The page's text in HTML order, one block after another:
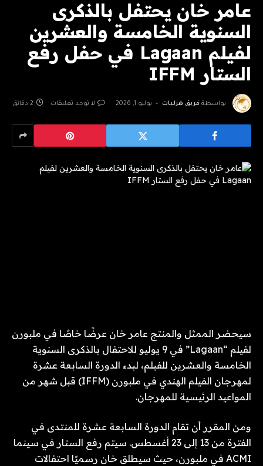
عامر خان يحتفل بالذكرى
السنوية الخامسة والعشرين
لفيلم Lagaan في حفل رفع
الستار IFFM
بواسطة فريق هزليات يوليو 1, 2026 لا توجد تعليقات 2 دقائق
سيحضر الممثل والمنتج عامر خان عرضًا خاصًا في ملبورن
لفيلم “Lagaan” في 9 يوليو للاحتفال بالذكرى السنوية
الخامسة والعشرين للفيلم، لبدء الدورة السابعة عشرة
لمهرجان الفيلم الهندي في ملبورن (IFFM) قبل شهر من
المواعيد الرئيسية للمهرجان.
ومن المقرر أن تقام الدورة السابعة عشرة للمنتدى في
الفترة من 13 إلى 23 أغسطس. سيتم رفع الستار في سينما
ACMI في ملبورن، حيث سيطلق خان رسميًا احتفالات